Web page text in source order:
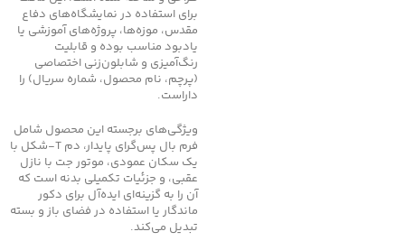
برای استفاده در نمایشگاه‌های دفاع
مقدس، موزه‌ها، پروژه‌های آموزشی یا
یادبود مناسب بوده و قابلیت
رنگ‌آمیزی و شابلون‌زنی اختصاصی
(پرچم، نام محصول، شماره سریال) را
داراست.
ویژگی‌های برجسته این محصول شامل
فرم بال پس‌گرای پایدار، دم T‑شکل با
یک سکان عمودی، موتور جت با نازل
عقبی، و جزئیات تکمیلی بدنه است که
آن را به گزینه‌ای ایده‌آل برای دکور
ماندگار یا استفاده در فضای باز و بسته
تبدیل می‌کند.